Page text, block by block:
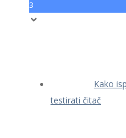
3
Kako
testirati čitač